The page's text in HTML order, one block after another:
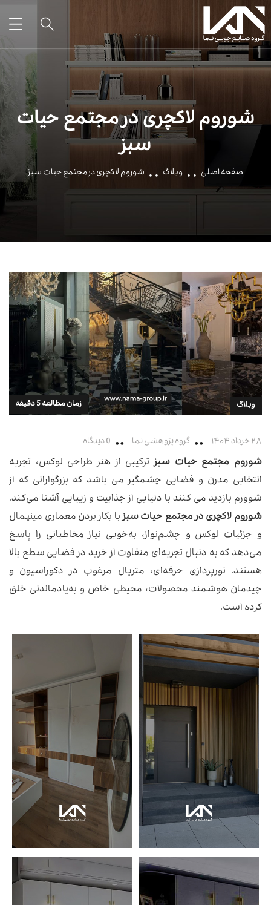
شوروم لاکچری در مجتمع حیات
سبز
صفحه اصلی وبلاگ شوروم لاکچری در مجتمع حیات سبز
وبلاگ
۲۸ خرداد ۱۴۰۴ گروه پژوهشی نما 0 دیدگاه
شوروم مجتمع حیات سبزترکیبی از هنر طراحی لوکس، تجربه
انتخابی مدرن و فضایی چشمگیر می باشد که بزرگوارانی که از
شوورم بازدید می کنند با دنیایی از جذابیت و زیبایی آشنا می‌کند.
شوروم لاکچری در مجتمع حیات سبزبا بکار بردن معماری مینیمال
و جزئیات لوکس و چشم‌نواز، به‌خوبی نیاز مخاطبانی را پاسخ
می‌دهد که به دنبال تجربه‌ای متفاوت از خرید در فضایی سطح بالا
هستند. نورپردازی حرفه‌ای، متریال مرغوب در دکوراسیون و
چیدمان هوشمند محصولات، محیطی خاص و به‌یادماندنی خلق
کرده است.
زمان مطالعه 5 دقیقه